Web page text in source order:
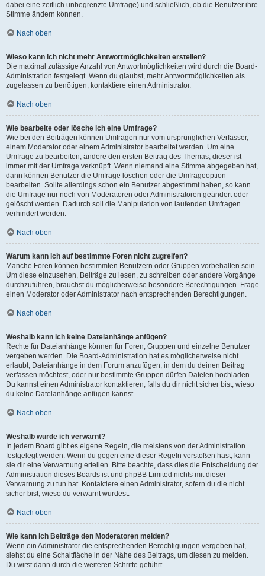
dabei eine zeitlich unbegrenzte Umfrage) und schließlich, ob die Benutzer ihre
Stimme ändern können.
Nach oben
Wieso kann ich nicht mehr Antwortmöglichkeiten erstellen?
Die maximal zulässige Anzahl von Antwortmöglichkeiten wird durch die Board-
Administration festgelegt. Wenn du glaubst, mehr Antwortmöglichkeiten als
zugelassen zu benötigen, kontaktiere einen Administrator.
Nach oben
Wie bearbeite oder lösche ich eine Umfrage?
Wie bei den Beiträgen können Umfragen nur vom ursprünglichen Verfasser,
einem Moderator oder einem Administrator bearbeitet werden. Um eine
Umfrage zu bearbeiten, ändere den ersten Beitrag des Themas; dieser ist
immer mit der Umfrage verknüpft. Wenn niemand eine Stimme abgegeben hat,
dann können Benutzer die Umfrage löschen oder die Umfrageoption
bearbeiten. Sollte allerdings schon ein Benutzer abgestimmt haben, so kann
die Umfrage nur noch von Moderatoren oder Administratoren geändert oder
gelöscht werden. Dadurch soll die Manipulation von laufenden Umfragen
verhindert werden.
Nach oben
Warum kann ich auf bestimmte Foren nicht zugreifen?
Manche Foren können bestimmten Benutzern oder Gruppen vorbehalten sein.
Um diese einzusehen, Beiträge zu lesen, zu schreiben oder andere Vorgänge
durchzuführen, brauchst du möglicherweise besondere Berechtigungen. Frage
einen Moderator oder Administrator nach entsprechenden Berechtigungen.
Nach oben
Weshalb kann ich keine Dateianhänge anfügen?
Rechte für Dateianhänge können für Foren, Gruppen und einzelne Benutzer
vergeben werden. Die Board-Administration hat es möglicherweise nicht
erlaubt, Dateianhänge in dem Forum anzufügen, in dem du deinen Beitrag
verfassen möchtest, oder nur bestimmte Gruppen dürfen Dateien hochladen.
Du kannst einen Administrator kontaktieren, falls du dir nicht sicher bist, wieso
du keine Dateianhänge anfügen kannst.
Nach oben
Weshalb wurde ich verwarnt?
In jedem Board gibt es eigene Regeln, die meistens von der Administration
festgelegt werden. Wenn du gegen eine dieser Regeln verstoßen hast, kann
sie dir eine Verwarnung erteilen. Bitte beachte, dass dies die Entscheidung der
Administration dieses Boards ist und phpBB Limited nichts mit dieser
Verwarnung zu tun hat. Kontaktiere einen Administrator, sofern du die nicht
sicher bist, wieso du verwarnt wurdest.
Nach oben
Wie kann ich Beiträge den Moderatoren melden?
Wenn ein Administrator die entsprechenden Berechtigungen vergeben hat,
siehst du eine Schaltfläche in der Nähe des Beitrags, um diesen zu melden.
Du wirst dann durch die weiteren Schritte geführt.